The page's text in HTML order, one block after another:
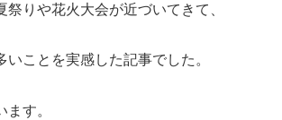
祭りや花火大会が近づいてきて、
いことを実感した記事でした。
す。